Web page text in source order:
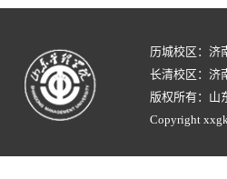
历城校区：
长清校区：
版权所有：山
Copyright